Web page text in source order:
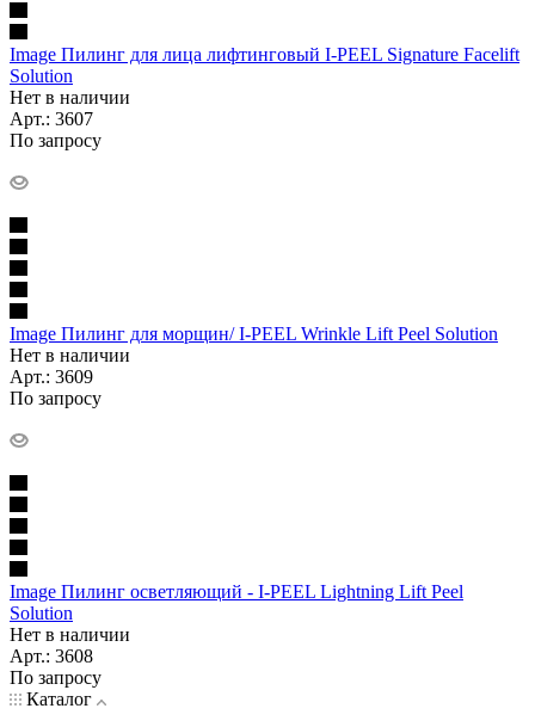
Image Пилинг для лица лифтинговый I-PEEL Signature Facelift
Solution
Нет в наличии
Арт.: 3607
По запросу
Image Пилинг для морщин/ I-PEEL Wrinkle Lift Peel Solution
Нет в наличии
Арт.: 3609
По запросу
Image Пилинг осветляющий - I-PEEL Lightning Lift Peel
Solution
Нет в наличии
Арт.: 3608
По запросу
Каталог